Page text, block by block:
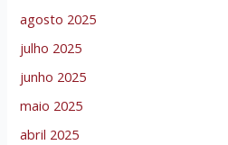
agosto 2025
julho 2025
junho 2025
maio 2025
abril 2025